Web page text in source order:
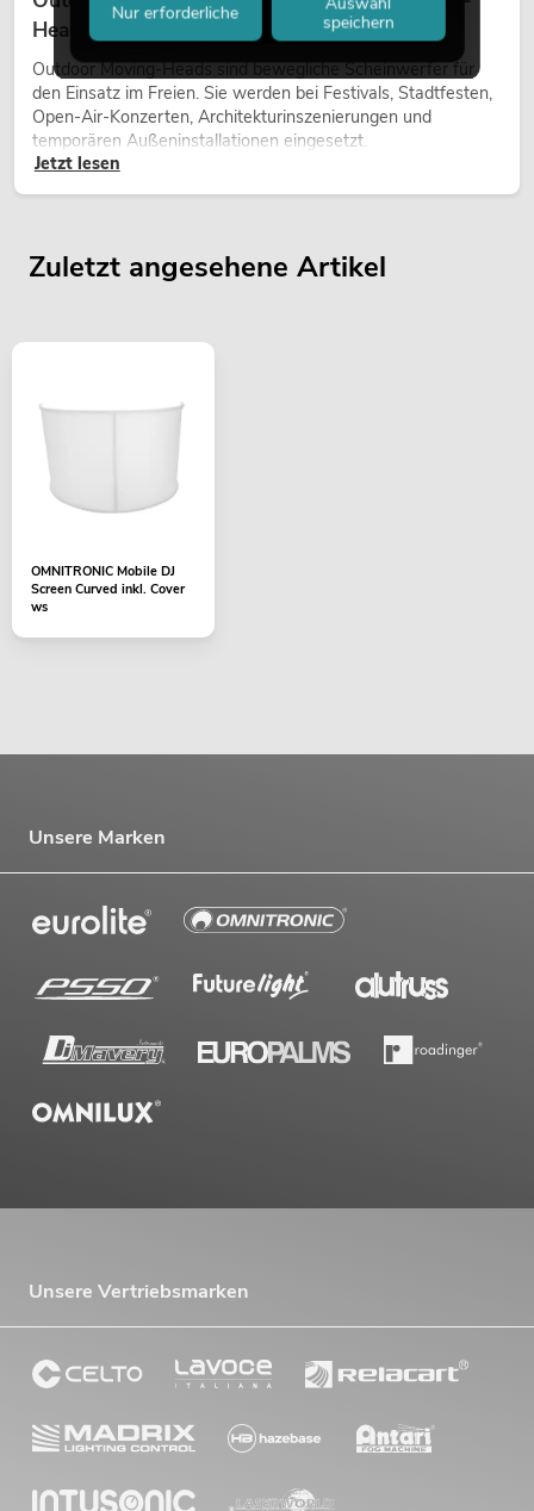
Heads bei Events
Outdoor Moving-Heads sind bewegliche Scheinwerfer für
den Einsatz im Freien. Sie werden bei Festivals, Stadtfesten,
Open-Air-Konzerten, Architekturinszenierungen und
temporären Außeninstallationen eingesetzt.
Jetzt lesen
Zuletzt angesehene Artikel
OMNITRONIC Mobile DJ
Screen Curved inkl. Cover
ws
Unsere Marken
Unsere Vertriebsmarken
Nur erforderliche
speichern